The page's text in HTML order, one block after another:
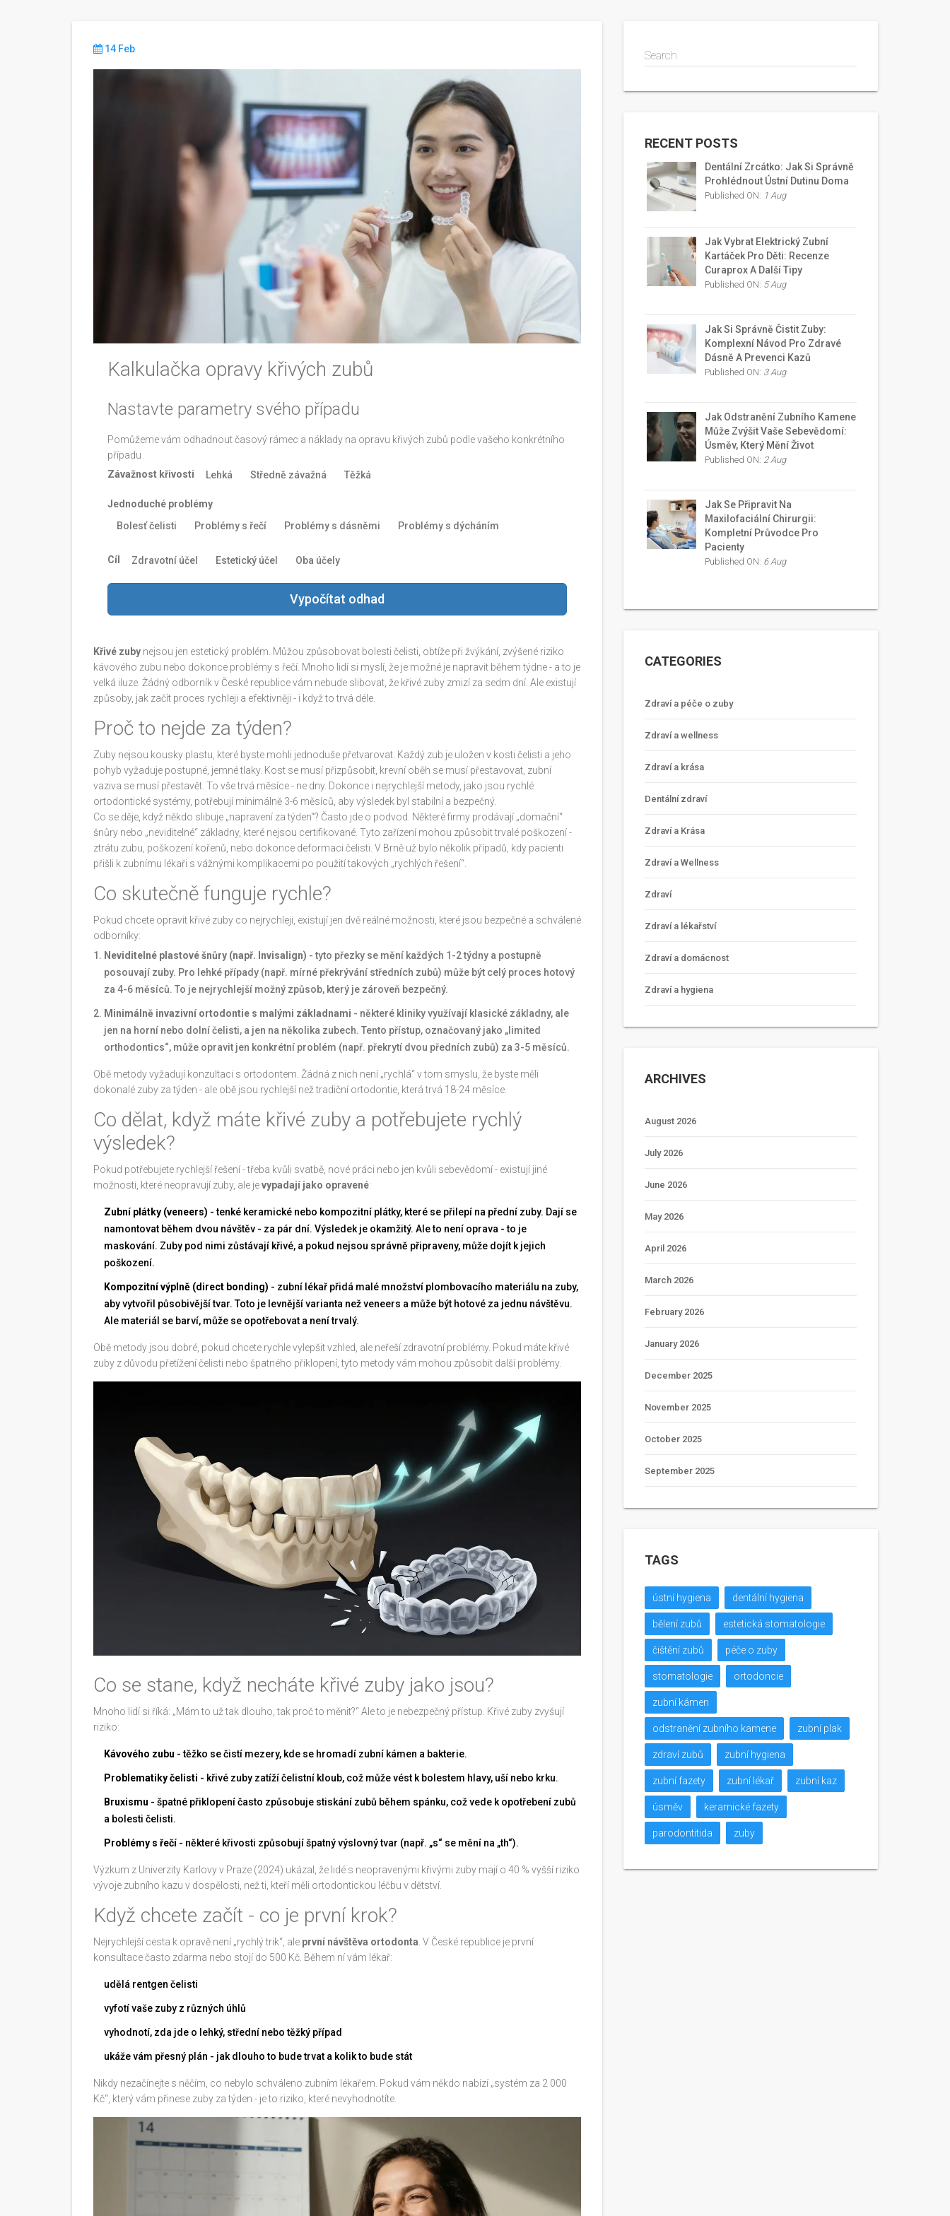
14 Feb
Kalkulačka opravy křivých zubů
Nastavte parametry svého případu
Pomůžeme vám odhadnout časový rámec a náklady na opravu křivých zubů podle vašeho konkrétního
případu
Závažnost křivosti
Lehká Středně závažná Těžká
Jednoduché problémy
Bolesť čelisti
Problémy s řečí Problémy s dásněmi Problémy s dýcháním
Cíl Zdravotní účel Estetický účel Oba účely
Vypočítat odhad
Křivé zuby nejsou jen estetický problém. Můžou způsobovat bolesti čelisti, obtíže při žvýkání, zvýšené riziko
kávového zubu nebo dokonce problémy s řečí. Mnoho lidí si myslí, že je možné je napravit během týdne - a to je
velká iluze. Žádný odborník v České republice vám nebude slibovat, že křivé zuby zmizí za sedm dní. Ale existují
způsoby, jak začít proces rychleji a efektivněji - i když to trvá déle.
Proč to nejde za týden?
Zuby nejsou kousky plastu, které byste mohli jednoduše přetvarovat. Každý zub je uložen v kosti čelisti a jeho
pohyb vyžaduje postupné, jemné tlaky. Kost se musí přizpůsobit, krevní oběh se musí přestavovat, zubní
vaziva se musí přestavět. To vše trvá měsíce - ne dny. Dokonce i nejrychlejší metody, jako jsou rychlé
ortodontické systémy, potřebují minimálně 3-6 měsíců, aby výsledek byl stabilní a bezpečný.
Co se děje, když někdo slibuje „napravení za týden“? Často jde o podvod. Některé firmy prodávají „domační“
šnůry nebo „neviditelné“ základny, které nejsou certifikované. Tyto zařízení mohou způsobit trvalé poškození -
ztrátu zubu, poškození kořenů, nebo dokonce deformaci čelisti. V Brně už bylo několik případů, kdy pacienti
přišli k zubnímu lékaři s vážnými komplikacemi po použití takových „rychlých řešení“.
Co skutečně funguje rychle?
Pokud chcete opravit křivé zuby co nejrychleji, existují jen dvě reálné možnosti, které jsou bezpečné a schválené
odborníky:
Neviditelné plastové šnůry (např. Invisalign) - tyto přezky se mění každých 1-2 týdny a postupně
posouvají zuby. Pro lehké případy (např. mírné překrývání středních zubů) může být celý proces hotový
za 4-6 měsíců. To je nejrychlejší možný způsob, který je zároveň bezpečný.
Minimálně invazivní ortodontie s malými základnami - některé kliniky využívají klasické základny, ale
jen na horní nebo dolní čelisti, a jen na několika zubech. Tento přístup, označovaný jako „limited
orthodontics“, může opravit jen konkrétní problém (např. překrytí dvou předních zubů) za 3-5 měsíců.
Obě metody vyžadují konzultaci s ortodontem. Žádná z nich není „rychlá“ v tom smyslu, že byste měli
dokonalé zuby za týden - ale obě jsou rychlejší než tradiční ortodontie, která trvá 18-24 měsíce.
Co dělat, když máte křivé zuby a potřebujete rychlý
výsledek?
Pokud potřebujete rychlejší řešení - třeba kvůli svatbě, nové práci nebo jen kvůli sebevědomí - existují jiné
možnosti, které neopravují zuby, ale jevypadají jako opravené:
Zubní plátky (veneers) - tenké keramické nebo kompozitní plátky, které se přilepí na přední zuby. Dají se
namontovat během dvou návštěv - za pár dní. Výsledek je okamžitý. Ale to není oprava - to je
maskování. Zuby pod nimi zůstávají křivé, a pokud nejsou správně připraveny, může dojít k jejich
poškození.
Kompozitní výplně (direct bonding) - zubní lékař přidá malé množství plombovacího materiálu na zuby,
aby vytvořil působivější tvar. Toto je levnější varianta než veneers a může být hotové za jednu návštěvu.
Ale materiál se barví, může se opotřebovat a není trvalý.
Obě metody jsou dobré, pokud chcete rychle vylepšit vzhled, ale neřeší zdravotní problémy. Pokud máte křivé
zuby z důvodu přetížení čelisti nebo špatného přiklopení, tyto metody vám mohou způsobit další problémy.
Co se stane, když necháte křivé zuby jako jsou?
Mnoho lidí si říká: „Mám to už tak dlouho, tak proč to měnit?“ Ale to je nebezpečný přístup. Křivé zuby zvyšují
riziko:
Kávového zubu - těžko se čistí mezery, kde se hromadí zubní kámen a bakterie.
Problematiky čelisti - křivé zuby zatíží čelistní kloub, což může vést k bolestem hlavy, uší nebo krku.
Bruxismu - špatné přiklopení často způsobuje stiskání zubů během spánku, což vede k opotřebení zubů
a bolesti čelisti.
Problémy s řečí- některé křivosti způsobují špatný výslovný tvar (např. „s“ se mění na „th“).
Výzkum z Univerzity Karlovy v Praze (2024) ukázal, že lidé s neopravenými křivými zuby mají o 40 % vyšší riziko
vývoje zubního kazu v dospělosti, než ti, kteří měli ortodontickou léčbu v dětství.
Když chcete začít - co je první krok?
Nejrychlejší cesta k opravě není „rychlý trik“, ale první návštěva ortodonta. V České republice je první
konsultace často zdarma nebo stojí do 500 Kč. Během ní vám lékař:
udělá rentgen čelisti
vyfotí vaše zuby z různých úhlů
vyhodnotí, zda jde o lehký, střední nebo těžký případ
ukáže vám přesný plán - jak dlouho to bude trvat a kolik to bude stát
Nikdy nezačínejte s něčím, co nebylo schváleno zubním lékařem. Pokud vám někdo nabízí „systém za 2 000
Kč“, který vám přinese zuby za týden - je to riziko, které nevyhodnotíte.
Search
RECENT POSTS
Dentální Zrcátko: Jak Si Správně
Prohlédnout Ústní Dutinu Doma
Published ON: 1 Aug
Jak Vybrat Elektrický Zubní
Kartáček Pro Děti: Recenze
Curaprox A Další Tipy
Published ON: 5 Aug
Jak Si Správně Čistit Zuby:
Komplexní Návod Pro Zdravé
Dásně A Prevenci Kazů
Published ON: 3 Aug
Jak Odstranění Zubního Kamene
Může Zvýšit Vaše Sebevědomí:
Úsměv, Který Mění Život
Published ON: 2 Aug
Jak Se Připravit Na
Maxilofaciální Chirurgii:
Kompletní Průvodce Pro
Pacienty
Published ON: 6 Aug
CATEGORIES
Zdraví a péče o zuby
Zdraví a wellness
Zdraví a krása
Dentální zdraví
Zdraví a Krása
Zdraví a Wellness
Zdraví
Zdraví a lékařství
Zdraví a domácnost
Zdraví a hygiena
ARCHIVES
August 2026
July 2026
June 2026
May 2026
April 2026
March 2026
February 2026
January 2026
December 2025
November 2025
October 2025
September 2025
TAGS
ústní hygiena dentální hygiena
bělení zubů estetická stomatologie
čištění zubů péče o zuby
stomatologie ortodoncie
zubní kámen
odstranění zubního kamene zubní plak
zdraví zubů zubní hygiena
zubní fazety zubní lékař zubní kaz
úsměv keramické fazety
parodontitida zuby